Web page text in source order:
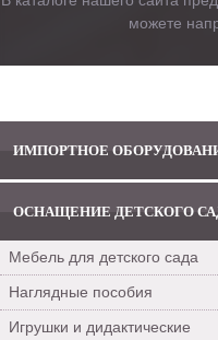
можете
ИМПОРТНОЕ
ОСНАЩЕНИЕ ДЕТСКОГО
Мебель для детского сада
Наглядные пособия
Игрушки и дидактические